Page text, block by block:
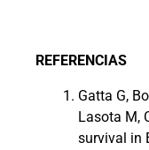
REFERENCIAS
Gatta G,
Lasota M,
survival in